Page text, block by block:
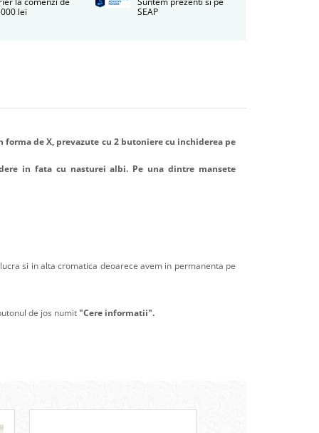
lei
SEAP
de X, prevazute cu 2 butoniere cu inchiderea pe
in fata cu nasturei albi. Pe una dintre mansete
si in alta cromatica deoarece avem in permanenta pe
de jos numit"Cere informatii".